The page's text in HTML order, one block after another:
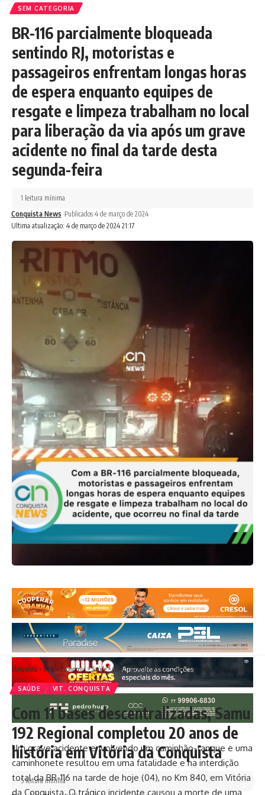
SEM CATEGORIA
BR-116 parcialmente bloqueada
sentindo RJ, motoristas e
passageiros enfrentam longas horas
de espera enquanto equipes de
resgate e limpeza trabalham no local
para liberação da via após um grave
acidente no final da tarde desta
segunda-feira
Ultima atualização: 4 de março de 2024 21:17
Conquista News Publicados 4 de março de 2024
1 leitura mínima
Um grave acidente envolvendo um caminhão-tanque e uma
caminhonete resultou em uma fatalidade e na interdição
total da BR-116 na tarde de hoje (04), no Km 840, em Vitória
da Conquista. O trágico incidente causou a morte de uma
Conquista> Blog > Economia>Saúde>Com 11 bases descentralizadas, Samu 192 Regional completou 20 anos de história em Vitória da Conquista
SAÚDE VIT. CONQUISTA
Com 11 bases descentralizadas, Samu
192 Regional completou 20 anos de
história em Vitória da Conquista
5 leitura mínima